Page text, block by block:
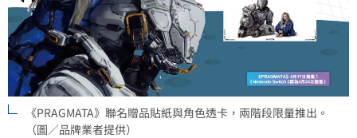
《PRAGMATA》聯名贈品貼紙與角色透卡，兩階段限量推出。
（圖／品牌業者提供）